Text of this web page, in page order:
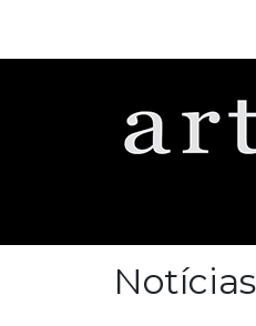
Notícias